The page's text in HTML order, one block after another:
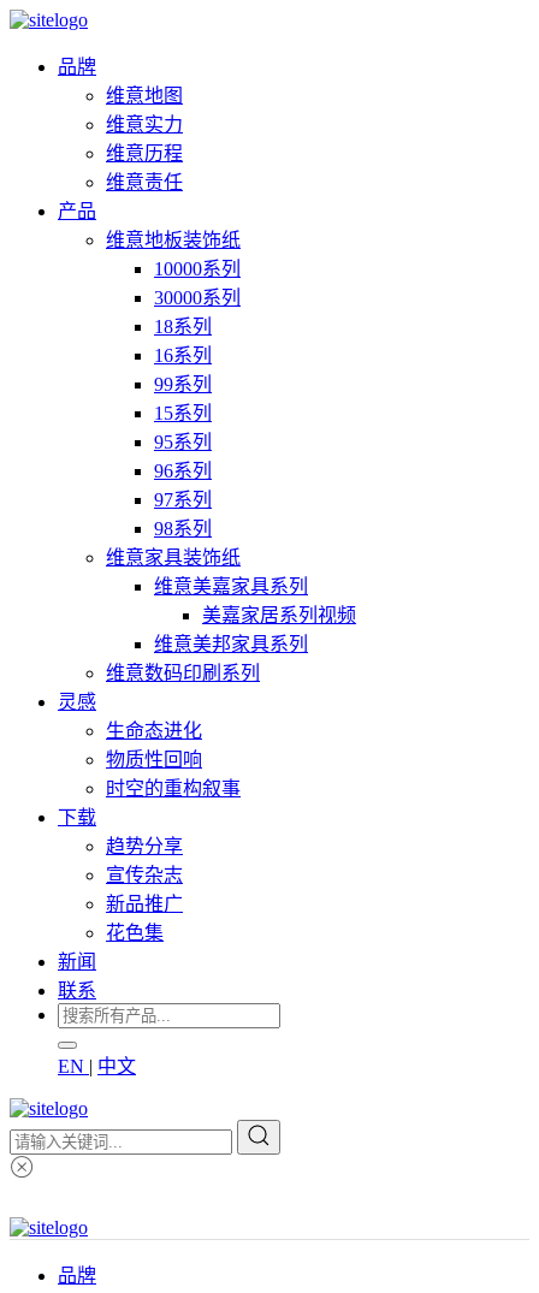
品牌
维意地图
维意实力
维意历程
维意责任
产品
维意地板装饰纸
10000系列
30000系列
18系列
16系列
99系列
15系列
95系列
96系列
97系列
98系列
维意家具装饰纸
维意美嘉家具系列
美嘉家居系列视频
维意美邦家具系列
维意数码印刷系列
灵感
生命态进化
物质性回响
时空的重构叙事
下载
趋势分享
宣传杂志
新品推广
花色集
新闻
联系
EN | 中文
品牌